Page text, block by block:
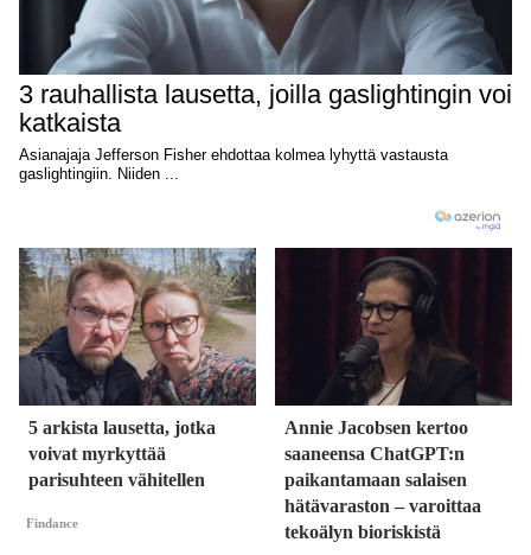
5 arkista lausetta, jotka
voivat myrkyttää
parisuhteen vähitellen
Findance
Annie Jacobsen kertoo
saaneensa ChatGPT:n
paikantamaan salaisen
hätävaraston – varoittaa
tekoälyn bioriskistä